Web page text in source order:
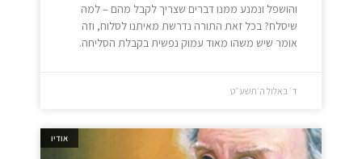
והושפל ונמנע ממנו דברים שצריך לקבל מהם – למה
שיסלח? בכל זאת התורה נדרשת מאיתנו לסלוח, וזה
אומר שיש משהו מאוד עמוק נפשית בקבלת הסליחה.
ד׳ באלול ה׳תשע״ט
אודיו